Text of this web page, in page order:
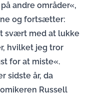
andre områder«,
og fortsætter:
svært med at lukke
hvilket jeg tror
for at miste«.
sidste år, da
Russell